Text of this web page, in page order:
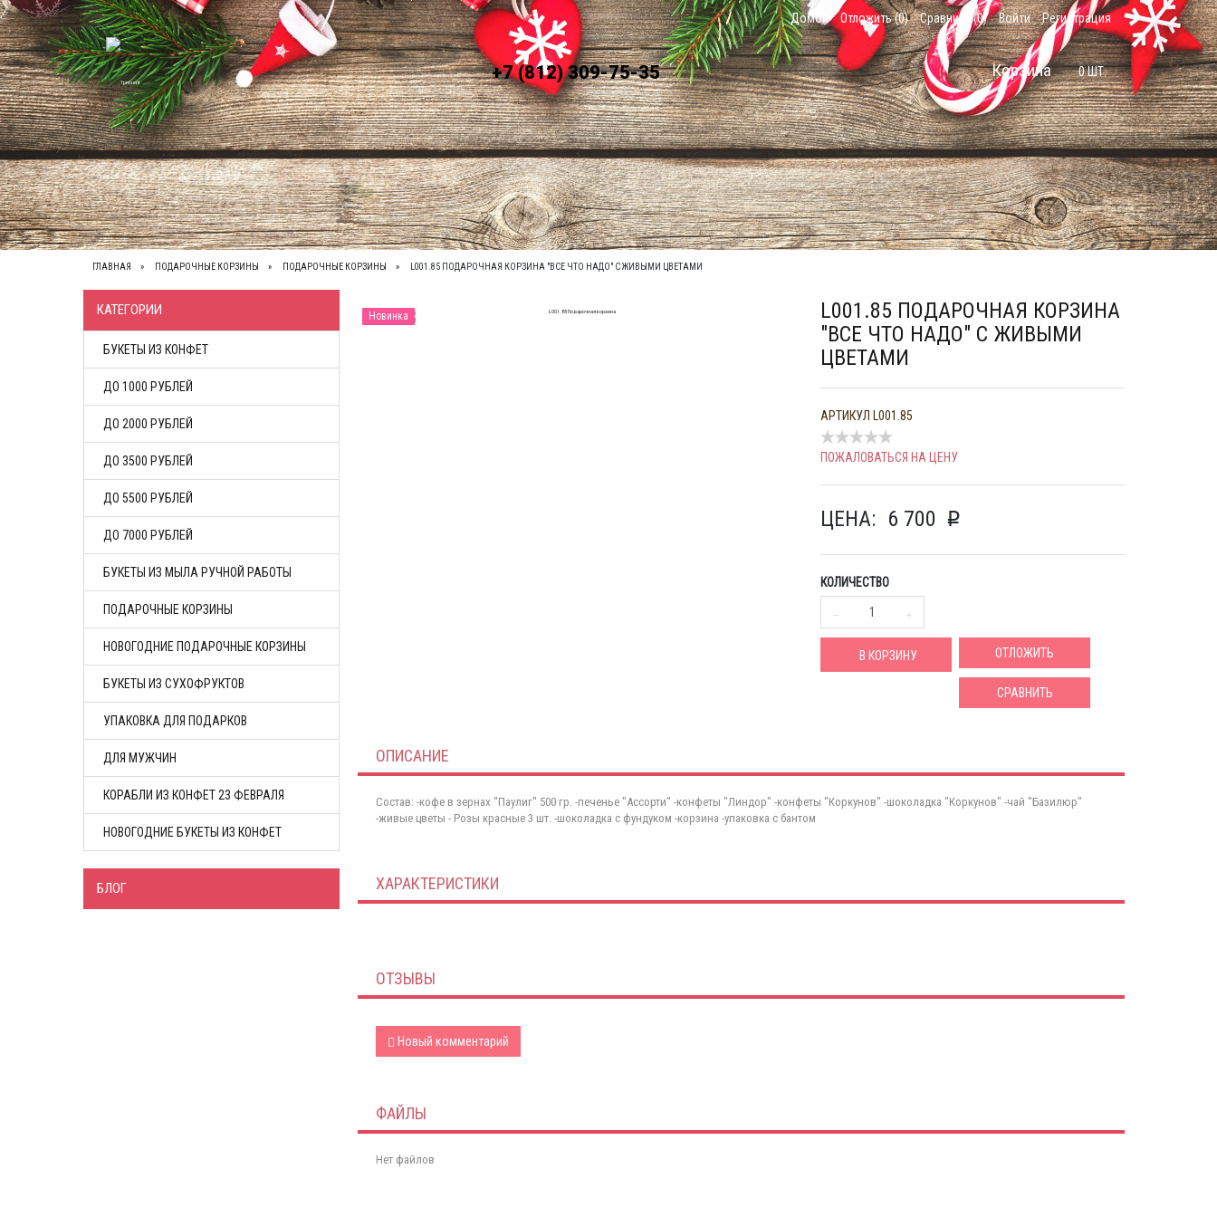
Домой Отложить (0) Сравнить (0) Войти Регистрация
+7 (812) 309-75-35 Корзина 0ШТ.
ВЕСЬ КАТАЛОГ О НАС КОНТАКТЫ ОПЛАТА УСЛОВИЯ ДОСТАВКИ
ГЛАВНАЯ ПОДАРОЧНЫЕ КОРЗИНЫ ПОДАРОЧНЫЕ КОРЗИНЫ L001.85 ПОДАРОЧНАЯ КОРЗИНА "ВСЕ ЧТО НАДО" С ЖИВЫМИ ЦВЕТАМИ
КАТЕГОРИИ
БУКЕТЫ ИЗ КОНФЕТ
ДО 1000 РУБЛЕЙ
ДО 2000 РУБЛЕЙ
ДО 3500 РУБЛЕЙ
ДО 5500 РУБЛЕЙ
ДО 7000 РУБЛЕЙ
БУКЕТЫ ИЗ МЫЛА РУЧНОЙ РАБОТЫ
ПОДАРОЧНЫЕ КОРЗИНЫ
НОВОГОДНИЕ ПОДАРОЧНЫЕ КОРЗИНЫ
БУКЕТЫ ИЗ СУХОФРУКТОВ
УПАКОВКА ДЛЯ ПОДАРКОВ
ДЛЯ МУЖЧИН
КОРАБЛИ ИЗ КОНФЕТ 23 ФЕВРАЛЯ
НОВОГОДНИЕ БУКЕТЫ ИЗ КОНФЕТ
БЛОГ
Новинка
L001.85 ПОДАРОЧНАЯ КОРЗИНА
"ВСЕ ЧТО НАДО" С ЖИВЫМИ
ЦВЕТАМИ
АРТИКУЛ L001.85
ПОЖАЛОВАТЬСЯ НА ЦЕНУ
ЦЕНА: 6 700 p
КОЛИЧЕСТВО
В КОРЗИНУ ОТЛОЖИТЬ
СРАВНИТЬ
ОПИСАНИЕ
Состав: -кофе в зернах "Паулиг" 500 гр. -печенье "Ассорти" -конфеты "Линдор" -конфеты "Коркунов" -шоколадка "Коркунов" -чай "Базилюр"
-живые цветы - Розы красные 3 шт. -шоколадка с фундуком -корзина -упаковка с бантом
ХАРАКТЕРИСТИКИ
ОТЗЫВЫ
Новый комментарий
ФАЙЛЫ
Нет файлов